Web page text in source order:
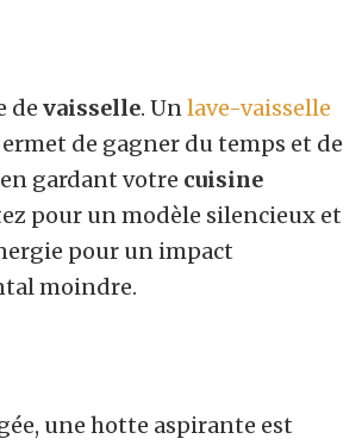
de vaisselle. Unlave-vaisselle
de gagner du temps et de
gardant votre cuisine
pour un modèle silencieux et
pour un impact
moindre.
une hotte aspirante est